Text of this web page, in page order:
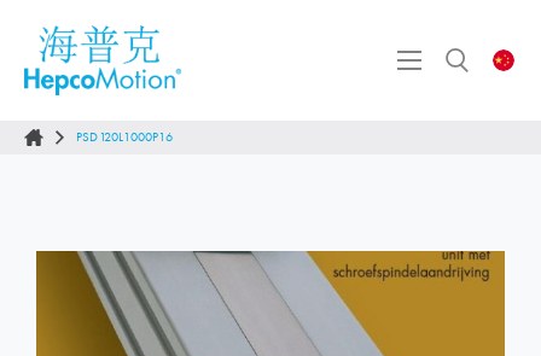
PSD120L1000P16